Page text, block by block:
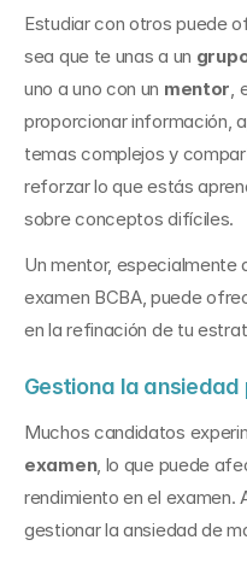
Estudiar con otros puede
sea que te unas a un
uno a uno con un mentor,
proporcionar información,
temas complejos y
reforzar lo que estás
sobre conceptos difíciles.
Un mentor, especialmente
examen BCBA, puede
en la refinación de tu
Gestiona la ansiedad
Muchos candidatos
examen, lo que puede
rendimiento en el examen.
gestionar la ansiedad de